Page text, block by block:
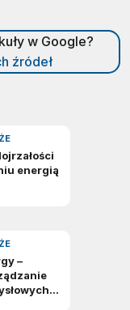
w Google?
źródeł